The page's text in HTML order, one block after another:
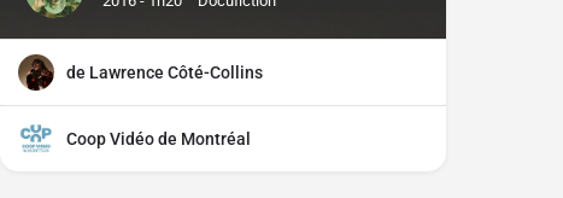
de Lawrence Côté-Collins
Coop Vidéo de Montréal